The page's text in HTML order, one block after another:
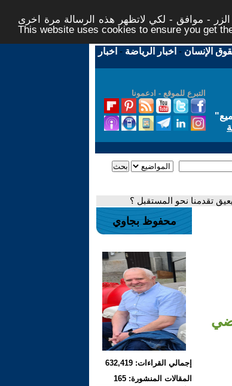
- موافق - لكي لاتظهر هذه الرسالة مرة اخرى -
This website uses cookies to ensure you get
الإنسان - اخبار الرياضة - اخبار
التبرع للموقع - ادعمونا
"
تقدمنا نحو المستقبل ؟
محفوظ بجاوي
إجمالي القراءات: 632,419
المقالات المنشورة: 165